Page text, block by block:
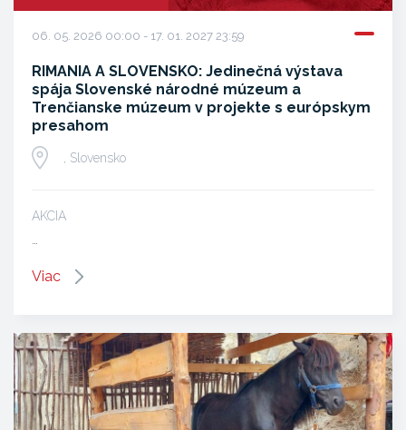
06. 05. 2026 00:00 - 17. 01. 2027 23:59
RIMANIA A SLOVENSKO: Jedinečná výstava
spája Slovenské národné múzeum a
Trenčianske múzeum v projekte s európskym
presahom
, Slovensko
AKCIA
…
Viac